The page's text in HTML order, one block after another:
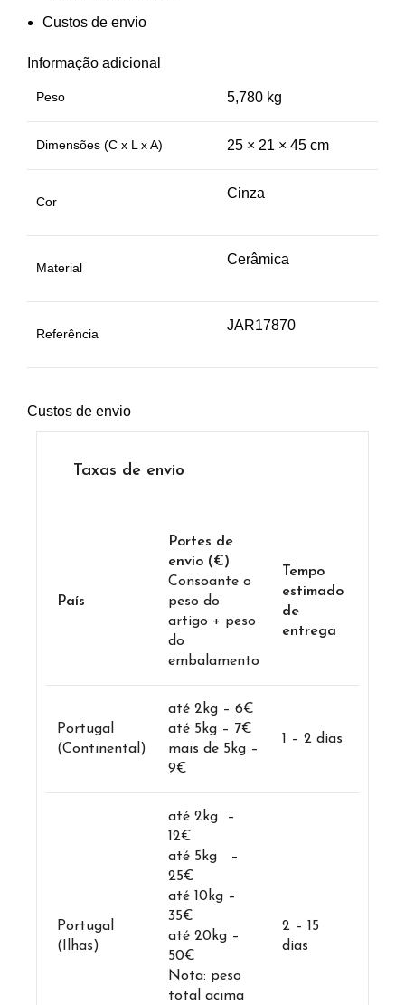
Custos de envio
Informação adicional
Peso 5,780 kg
Dimensões (C x L x A) 25 × 21 × 45 cm
Cor
Cinza
Material
Cerâmica
Referência
JAR17870
Custos de envio
Taxas de envio
País
Portes de
envio (€)
Consoante o
peso do
artigo + peso
do
embalamento
Tempo
estimado
de
entrega
Portugal
(Continental)
até 2kg – 6€
até 5kg – 7€
mais de 5kg –
9€
1 – 2 dias
Portugal
(Ilhas)
até 2kg –
12€
até 5kg –
25€
até 10kg –
35€
até 20kg –
50€
Nota: peso
total acima
2 – 15
dias